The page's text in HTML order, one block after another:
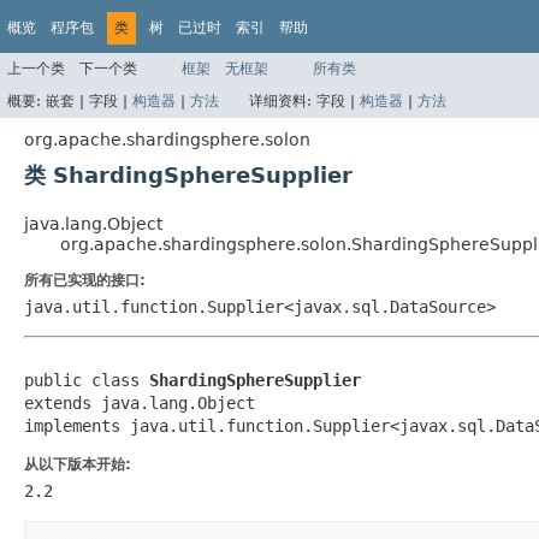
概览 程序包 类 树 已过时 索引 帮助
上一个类 下一个类 框架 无框架
所有类
概要: 嵌套 | 字段 | 构造器 | 方法 详细资料: 字段 | 构造器 | 方法
org.apache.shardingsphere.solon
类 ShardingSphereSupplier
java.lang.Object
所有已实现的接口:
java.util.function.Supplier<javax.sql.DataSource>
public class ShardingSphereSupplier
extends java.lang.Object
implements
从以下版本开始:
2.2